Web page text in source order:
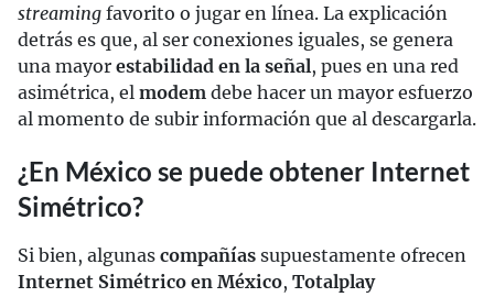
streaming favorito o jugar en línea. La explicación
detrás es que, al ser conexiones iguales, se genera
una mayor estabilidad en la señal, pues en una red
asimétrica, el modem debe hacer un mayor esfuerzo
al momento de subir información que al descargarla.
¿En México se puede obtener Internet
Simétrico?
Si bien, algunas compañías supuestamente ofrecen
Internet Simétrico en México, Totalplay